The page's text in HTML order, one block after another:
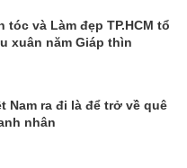
tóc và Làm đẹp TP.HCM tổ
xuân năm Giáp thìn
Nam ra đi là để trở về quê
nhân